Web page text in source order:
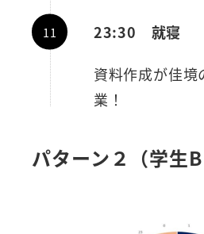
23:30 就寝
資料作成が佳境
業！
パターン２（学生